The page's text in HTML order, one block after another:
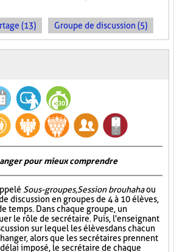
(13) Groupe de discussion (5)
pour mieux comprendre
Sous-groupes,Session brouhahaou
discussion en groupes de 4 à 10 élèves,
temps. Dans chaque groupe, un
le rôle de secrétaire. Puis, l'enseignant
sur lequel les élèves dans chacun
alors que les secrétaires prennent
imposé, le secrétaire de chaque